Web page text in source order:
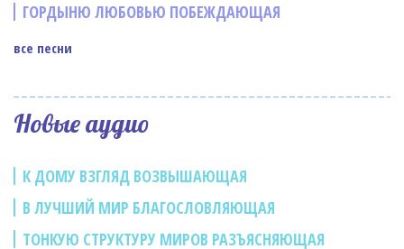
ГОРДЫНЮ ЛЮБОВЬЮ ПОБЕЖДАЮЩАЯ
все песни
Новые аудио
К ДОМУ ВЗГЛЯД ВОЗВЫШАЮЩАЯ
В ЛУЧШИЙ МИР БЛАГОСЛОВЛЯЮЩАЯ
ТОНКУЮ СТРУКТУРУ МИРОВ РАЗЪЯСНЯЮЩАЯ